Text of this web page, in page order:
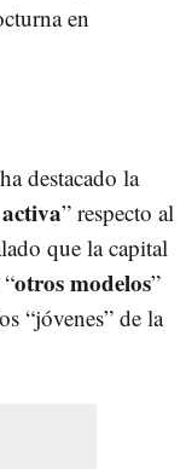
en
ha destacado la
” respecto al
que la capital
otros modelos”
“jóvenes” de la